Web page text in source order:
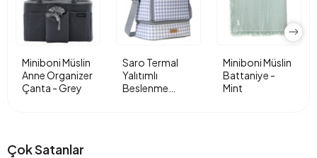
Miniboni Müslin
Anne Organizer
Çanta - Grey
Saro Termal
Yalıtımlı
Beslenme
Miniboni Müslin
Battaniye -
Mint
Çok Satanlar